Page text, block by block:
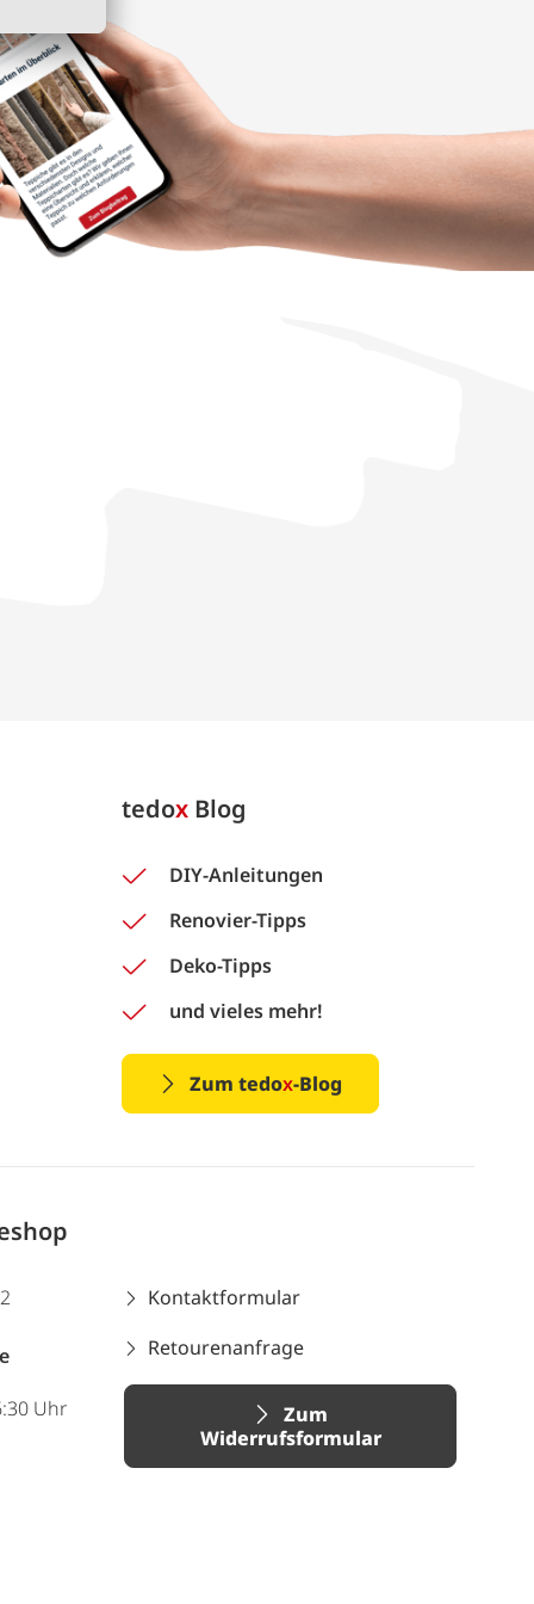
tedox Blog
DIY-Anleitungen
Renovier-Tipps
Deko-Tipps
und vieles mehr!
Zum tedox-Blog
Uhr
Kontaktformular
Retourenanfrage
Zum
Widerrufsformular